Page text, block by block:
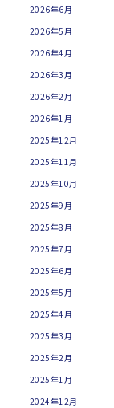
2026年6月
2026年5月
2026年4月
2026年3月
2026年2月
2026年1月
2025年12月
2025年11月
2025年10月
2025年9月
2025年8月
2025年7月
2025年6月
2025年5月
2025年4月
2025年3月
2025年2月
2025年1月
2024年12月